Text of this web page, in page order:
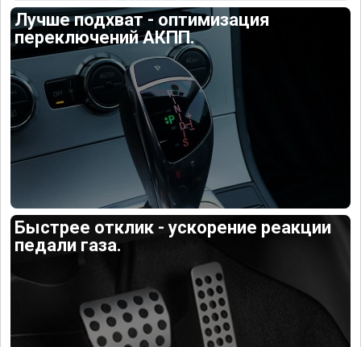
Лучше подхват - оптимизация
переключений АКПП.
Быстрее отклик - ускорение реакции
педали газа.